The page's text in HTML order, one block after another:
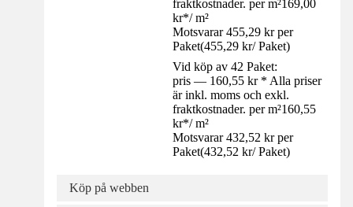
fraktkostnader. per m²169,00
kr*/ m²
Motsvarar 455,29 kr per
Paket(455,29 kr/ Paket)
Vid köp av 42 Paket:
pris — 160,55 kr * Alla priser
är inkl. moms och exkl.
fraktkostnader. per m²160,55
kr*/ m²
Motsvarar 432,52 kr per
Paket(432,52 kr/ Paket)
Köp på webben